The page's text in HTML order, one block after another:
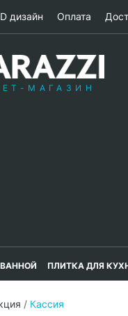
дизайн Оплата
МАГАЗИН
ПЛИТКА ДЛЯ
/ Кассия